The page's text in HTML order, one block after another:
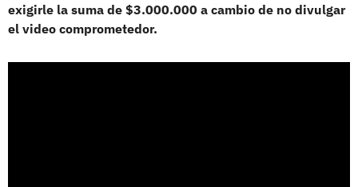
exigirle la suma de $3.000.000 a cambio de no divulgar
el video comprometedor.